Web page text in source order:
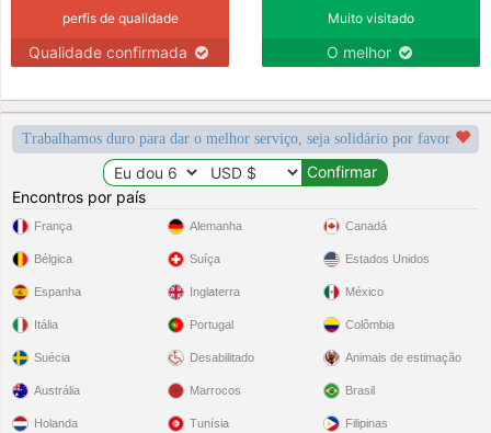
perfis de qualidade
Qualidade confirmada
Muito visitado
O melhor
Trabalhamos duro para dar o melhor serviço, seja solidário por favor
Encontros por país
França
Bélgica
Espanha
Itália
Suécia
Alemanha
Suíça
Inglaterra
Portugal
Desabilitado
Canadá
Estados Unidos
México
Colômbia
Animais de estimação
Austrália
Holanda
Marrocos
Tunísia
Brasil
Filipinas